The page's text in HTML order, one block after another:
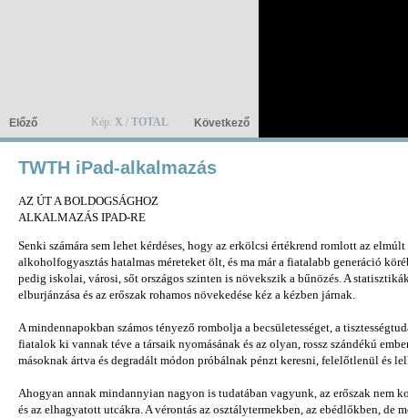
Kép: X / TOTAL
Előző Következő
TWTH iPad-alkalmazás
AZ ÚT A BOLDOGSÁGHOZ
ALKALMAZÁS IPAD-RE
Senki számára sem lehet kérdéses, hogy az erkölcsi értékrend romlott az
alkoholfogyasztás hatalmas méreteket ölt, és ma már a fiatalabb generáció
pedig iskolai, városi, sőt országos szinten is növekszik a bűnözés. A
elburjánzása és az erőszak rohamos növekedése kéz a kézben járnak.
A mindennapokban számos tényező rombolja a becsületességet, a
fiatalok ki vannak téve a társaik nyomásának és az olyan, rossz szándékú
másoknak ártva és degradált módon próbálnak pénzt keresni, felelőtlenül és
Ahogyan annak mindannyian nagyon is tudatában vagyunk, az erőszak nem
és az elhagyatott utcákra. A vérontás az osztálytermekben, az ebédlőkben, de